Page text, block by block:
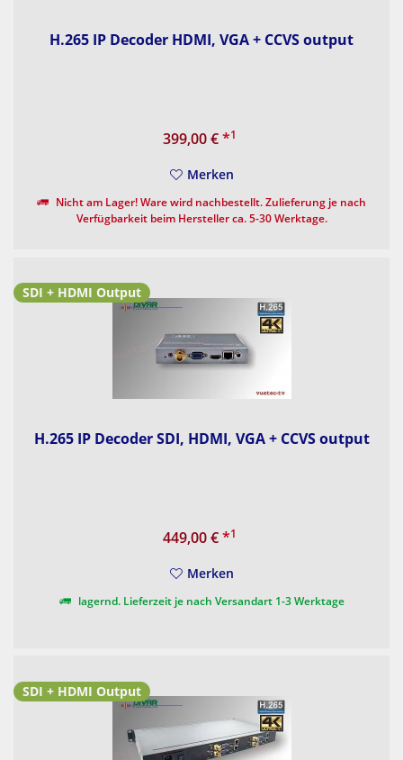
H.265 IP Decoder HDMI, VGA + CCVS output
399,00 €*1
Merken
Nicht am Lager! Ware wird nachbestellt. Zulieferung je nach
Verfügbarkeit beim Hersteller ca. 5-30 Werktage.
SDI + HDMI Output
H.265 IP Decoder SDI, HDMI, VGA + CCVS output
449,00 €*1
Merken
lagernd. Lieferzeit je nach Versandart 1-3 Werktage
SDI + HDMI Output